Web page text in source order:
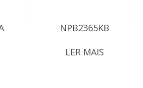
NPB2365KB
LER MAIS